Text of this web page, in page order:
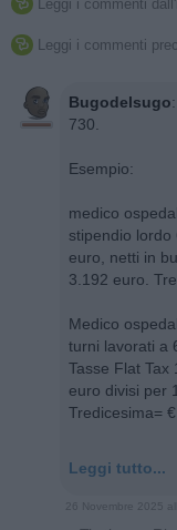
 Leggi i commenti
 Leggi i commenti
Bugodelsugo:
730.
Esempio:
medico
stipendio lordo
euro, netti in
3.192 euro.
Medico
turni lavorati a
Tasse Flat Tax
euro divisi per
Tredicesima=
Leggi tutto...
26 Novembre 2025